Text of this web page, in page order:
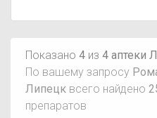
Показано 4 из 4 аптеки
По вашему запросу
Липецк всего найдено
препаратов